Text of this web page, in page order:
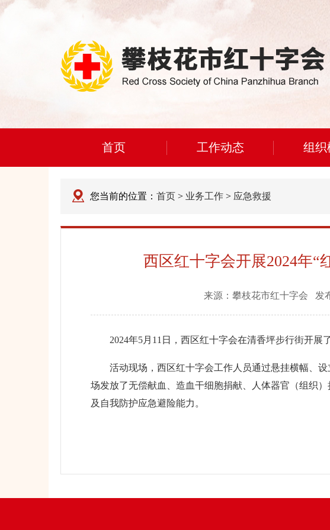
首页 工作动态 组织
您当前的位置： 首页 > 业务工作 > 应急救援
西区红十字会开展2024年“
来源： 攀枝花市红十字会 发
2024年5月11日，西区红十字会在清香坪步行街开展了
活动现场，西区红十字会工作人员通过悬挂横幅、设
场发放了无偿献血、造血干细胞捐献、人体器官（组织
及自我防护应急避险能力。